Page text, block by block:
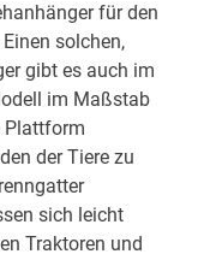
für den
solchen,
gibt es auch im
im Maßstab
Plattform
der Tiere zu
sich leicht
Traktoren und